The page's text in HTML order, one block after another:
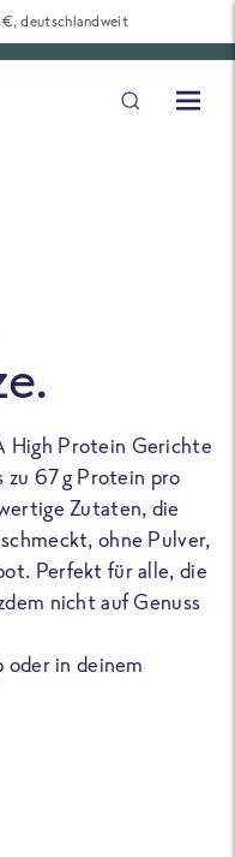
deutschlandweit
High Protein Gerichte
67 g Protein pro
Zutaten, die
ohne Pulver,
Perfekt für alle, die
nicht auf Genuss
in deinem